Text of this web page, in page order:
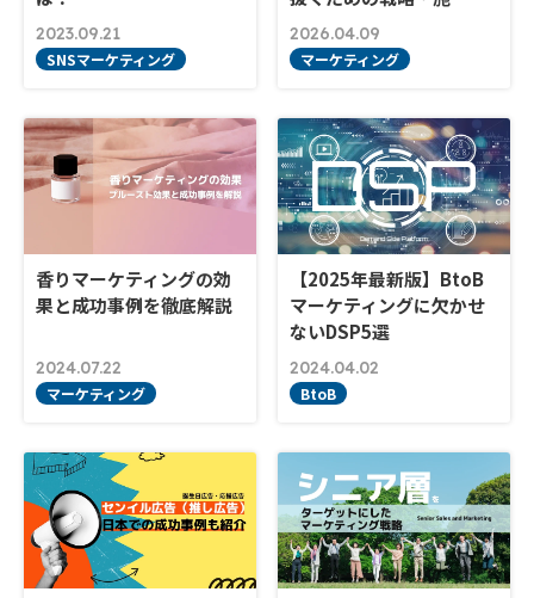
2023.09.21
SNSマーケティング
2026.04.09
マーケティング
香りマーケティングの効
果と成功事例を徹底解説
2024.07.22
マーケティング
【2025年最新版】BtoB
マーケティングに欠かせ
ないDSP5選
2024.04.02
BtoB